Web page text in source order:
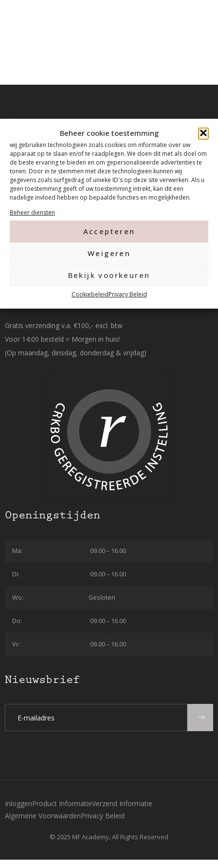
Beheer cookie toestemming
wij gebruiken technologieën zoals cookies om informatie over uw
apparaat op te slaan en/of te raadplegen. We doen dit met als doel om
de beste ervaring te bieden en om gepersonaliseerde advertenties te
tonen. Door in te stemmen met deze technologieën kunnen wij
gegevens zoals surfgedrag of unieke ID's op deze site verwerken. Als u
geen toestemming geeft of uw toestemming intrekt, kan dit een
nadelige invloed hebben op bepaalde functies en mogelijkheden.
Beheer diensten
Accepteren
Weigeren
Bekijk voorkeuren
CookiebeleidPrivacy Beleid
Contact
Tanthofdreef 7 2623 EW Delft
015-2120822
info@mfacademy.nl
Betalen & Verzenden
Gratis verzending v.a. €100,- excl. btw
Voor 14:00 besteld = Morgen in huis!
(Op maandag, dinsdag, donderdag & vrijdag)
Openingstijden
Ma: 09.00 – 16.00
Di: 09.00 – 16.00
Wo: Gesloten
Do: 09.00 – 16.00
Vr: 09.00 – 16.00
Nieuwsbrief
InloggenProduct InformatieVerzend Informatie
Algemene VoorwaardenPrivacy Beleid
© 2025 MF Academy, All Rights Reserved